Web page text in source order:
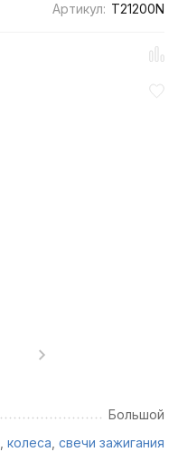
Артикул: T21200N
Большой
колеса свечи зажигания